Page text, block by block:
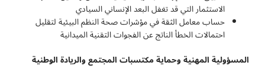
الاستثمار التي قد تغفل البعد الإنساني السيادي
حساب معامل الثقة في مؤشرات صحة النظم البيئية لتقليل
احتمالات الخطأ الناتج عن الفجوات التقنية الميدانية
المسؤولية المهنية وحماية مكتسبات المجتمع والريادة الوطنية